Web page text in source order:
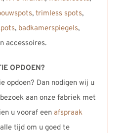
, trimless spots,
, badkamerspiegels,
accessoires.
OPDOEN?
opdoen? Dan nodigen wij u
aan onze fabriek met
u vooraf een afspraak
tijd om u goed te